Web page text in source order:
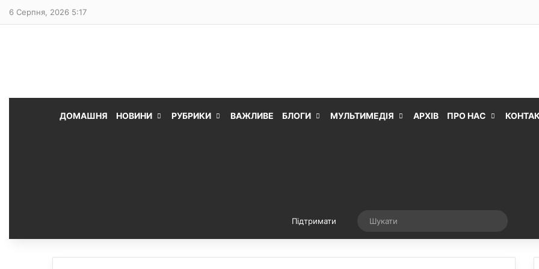
6 Серпня, 2026 5:17
ДОМАШНЯ НОВИНИ РУБРИКИ ВАЖЛИВЕ БЛОГИ МУЛЬТИМЕДІЯ АРХІВ ПРО НАС
Підтримати Випадкова стаття